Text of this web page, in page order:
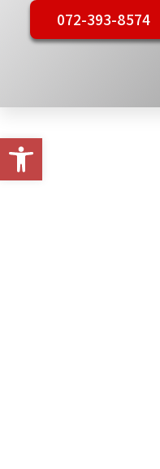
פתח
072-393-8574